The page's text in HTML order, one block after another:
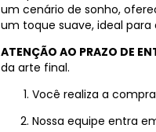
um cenário de sonho,
um toque suave, ideal
ATENÇÃO AO PRAZO DE
da arte final.
Você realiza a
Nossa equipe entra